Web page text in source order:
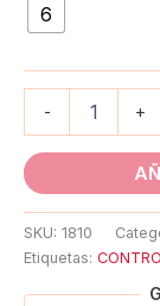
6
- +
SKU: 1810
Etiquetas: